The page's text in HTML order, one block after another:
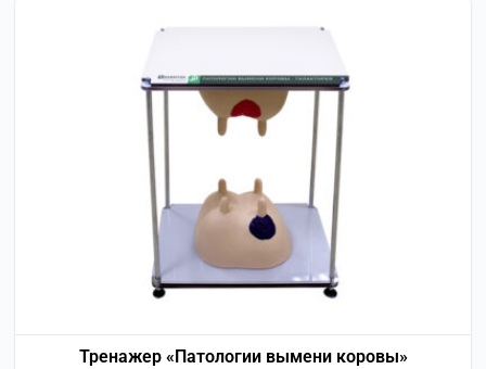
Тренажер «Патологии вымени коровы»